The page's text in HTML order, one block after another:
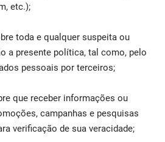
etc.);
toda e qualquer suspeita ou
a presente política, tal como, pelo
pessoais por terceiros;
que receber informações ou
campanhas e pesquisas
verificação de sua veracidade;